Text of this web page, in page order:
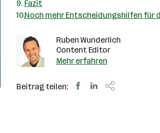
Fazit
Noch mehr Entscheidungshilfen für
Ruben Wunderlich
Content Editor
Mehr erfahren
Beitrag teilen: